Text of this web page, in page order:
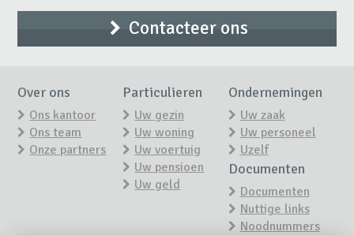
Contacteer ons
Over ons
Ons kantoor
Ons team
Onze partners
Particulieren
Uw gezin
Uw woning
Uw voertuig
Uw pensioen
Uw geld
Ondernemingen
Uw zaak
Uw personeel
Uzelf
Documenten
Documenten
Nuttige links
Noodnummers